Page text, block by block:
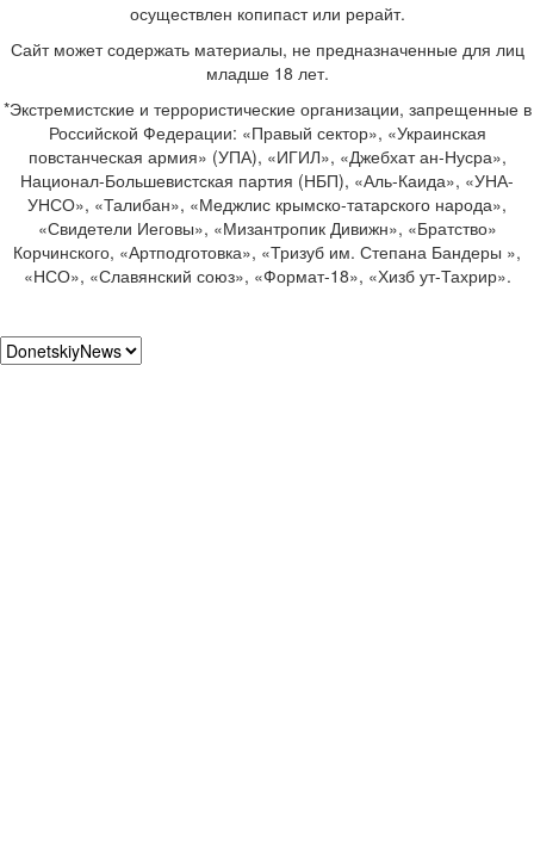
осуществлен копипаст или рерайт.
Сайт может содержать материалы, не предназначенные для лиц
младше 18 лет.
*Экстремистские и террористические организации, запрещенные в
Российской Федерации: «Правый сектор», «Украинская
повстанческая армия» (УПА), «ИГИЛ», «Джебхат ан-Нусра»,
Национал-Большевистская партия (НБП), «Аль-Каида», «УНА-
УНСО», «Талибан», «Меджлис крымско-татарского народа»,
«Свидетели Иеговы», «Мизантропик Дивижн», «Братство»
Корчинского, «Артподготовка», «Тризуб им. Степана Бандеры »,
«НСО», «Славянский союз», «Формат-18», «Хизб ут-Тахрир».